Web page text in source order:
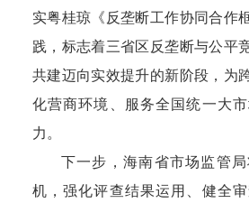
实粤桂琼《反垄断工作协同合作
践，标志着三省区反垄断与公平
共建迈向实效提升的新阶段，为
化营商环境、服务全国统一大
力。
下一步，海南省市场监管
机，强化评查结果运用、健全